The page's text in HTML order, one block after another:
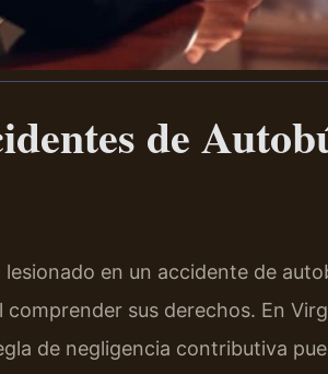
de
en un accidente de
sus derechos. En
de negligencia contributiva